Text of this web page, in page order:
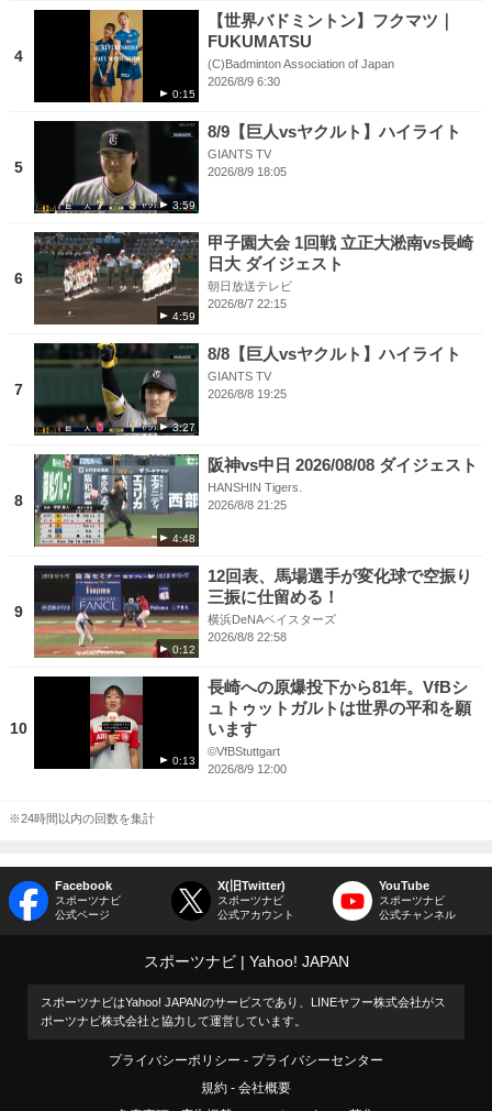
4
0:15
【世界バドミントン】フクマツ｜
FUKUMATSU
(C)Badminton Association of Japan
2026/8/9 6:30
5
3:59
8/9【巨人vsヤクルト】ハイライト
GIANTS TV
2026/8/9 18:05
6
4:59
甲子園大会 1回戦 立正大淞南vs長崎
日大 ダイジェスト
朝日放送テレビ
2026/8/7 22:15
7
3:27
8/8【巨人vsヤクルト】ハイライト
GIANTS TV
2026/8/8 19:25
8
4:48
阪神vs中日 2026/08/08 ダイジェスト
HANSHIN Tigers.
2026/8/8 21:25
9
0:12
12回表、馬場選手が変化球で空振り
三振に仕留める！
横浜DeNAベイスターズ
2026/8/8 22:58
10
0:13
長崎への原爆投下から81年。VfBシ
ュトゥットガルトは世界の平和を願
います
©VfBStuttgart
2026/8/9 12:00
※24時間以内の回数を集計
Facebook
スポーツナビ
公式ページ
X(旧Twitter)
スポーツナビ
公式アカウント
YouTube
スポーツナビ
公式チャンネル
スポーツナビ Yahoo! JAPAN
スポーツナビはYahoo! JAPANのサービスであり、LINEヤフー株式会社がス
ポーツナビ株式会社と協力して運営しています。
プライバシーポリシー
プライバシーセンター
規約
会社概要